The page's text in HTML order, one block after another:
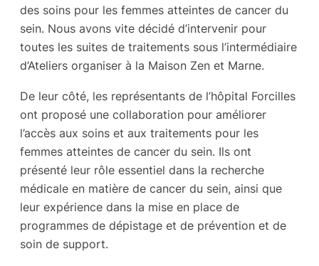
des soins pour les femmes atteintes de cancer du
sein. Nous avons vite décidé d’intervenir pour
toutes les suites de traitements sous l’intermédiaire
d’Ateliers organiser à la Maison Zen et Marne.
De leur côté, les représentants de l’hôpital Forcilles
ont proposé une collaboration pour améliorer
l’accès aux soins et aux traitements pour les
femmes atteintes de cancer du sein. Ils ont
présenté leur rôle essentiel dans la recherche
médicale en matière de cancer du sein, ainsi que
leur expérience dans la mise en place de
programmes de dépistage et de prévention et de
soin de support.